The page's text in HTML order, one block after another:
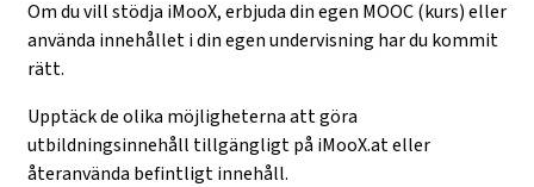
Om du vill stödja iMooX, erbjuda din egen MOOC (kurs) eller
använda innehållet i din egen undervisning har du kommit
rätt.
Upptäck de olika möjligheterna att göra
utbildningsinnehåll tillgängligt på iMooX.at eller
återanvända befintligt innehåll.